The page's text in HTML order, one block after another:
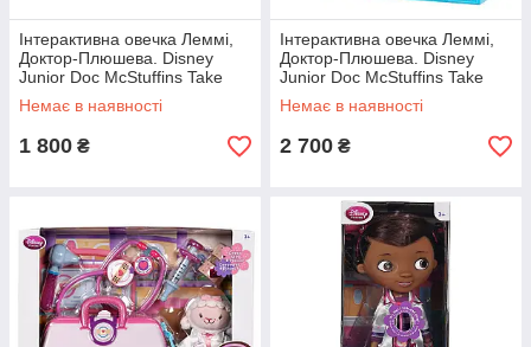
Інтерактивна овечка Леммі,
Доктор-Плюшева. Disney
Junior Doc McStuffins Take
Care of Me Lambie Interactive
Немає в наявності
1 800 ₴
Інтерактивна овечка Леммі,
Доктор-Плюшева. Disney
Junior Doc McStuffins Take
Care of Me Lambie Interactive
Немає в наявності
2 700 ₴